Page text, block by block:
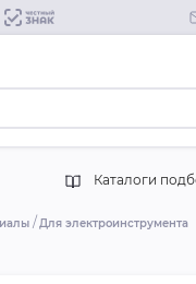
Каталоги
Для электроинструмента